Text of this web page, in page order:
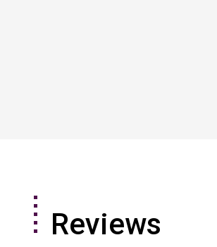
Reviews